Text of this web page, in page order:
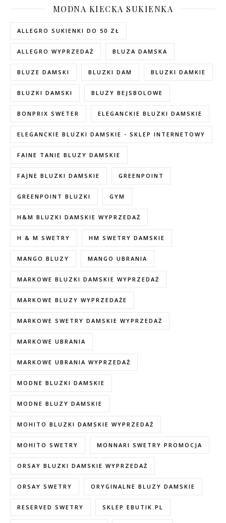
MODNA KIECKA SUKIENKA
ALLEGRO SUKIENKI DO 50 ZŁ
ALLEGRO WYPRZEDAŻ BLUZA DAMSKA
BLUZE DAMSKI BLUZKI DAM BLUZKI DAMKIE
BLUZKI DAMSKI BLUZY BEJSBOLOWE
BONPRIX SWETER ELEGANCKIE BLUZKI DAMSKIE
ELEGANCKIE BLUZKI DAMSKIE - SKLEP INTERNETOWY
FAINE TANIE BLUZY DAMSKIE
FAJNE BLUZKI DAMSKIE GREENPOINT
GREENPOINT BLUZKI GYM
H&M BLUZKI DAMSKIE WYPRZEDAŻ
H & M SWETRY HM SWETRY DAMSKIE
MANGO BLUZY MANGO UBRANIA
MARKOWE BLUZKI DAMSKIE WYPRZEDAŻ
MARKOWE BLUZY WYPRZEDAŻE
MARKOWE SWETRY DAMSKIE WYPRZEDAŻ
MARKOWE UBRANIA
MARKOWE UBRANIA WYPRZEDAŻ
MODNE BLUZKI DAMSKIE
MODNE BLUZY DAMSKIE
MOHITO BLUZKI DAMSKIE WYPRZEDAŻ
MOHITO SWETRY MONNARI SWETRY PROMOCJA
ORSAY BLUZKI DAMSKIE WYPRZEDAŻ
ORSAY SWETRY ORYGINALNE BLUZY DAMSKIE
RESERVED SWETRY SKLEP EBUTIK.PL